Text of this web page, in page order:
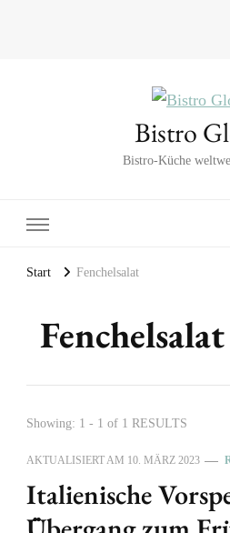
Bistro
Bistro-Küche
Start Fenchelsalat
Fenchelsalat
Showing: 1 - 1 of 1 RESULTS
AKTUALISIERT AM 10. MÄRZ 2023
Italienische